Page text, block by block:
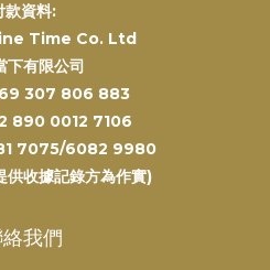
款資料:
Time Co. Ltd
下有限公司
307 806 883
890 0012 7106
7075/6082 9980
供收據記錄方為作實)
我們